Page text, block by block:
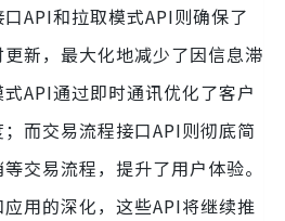
API和拉取模式API则确保了
新，最大化地减少了因信息滞
API通过即时通讯优化了客户
而交易流程接口API则彻底简
交易流程，提升了用户体验。
用的深化，这些API将继续推